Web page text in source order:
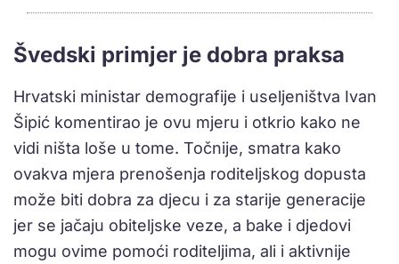
Švedski primjer je dobra praksa
Hrvatski ministar demografije i useljeništva Ivan
Šipić komentirao je ovu mjeru i otkrio kako ne
vidi ništa loše u tome. Točnije, smatra kako
ovakva mjera prenošenja roditeljskog dopusta
može biti dobra za djecu i za starije generacije
jer se jačaju obiteljske veze, a bake i djedovi
mogu ovime pomoći roditeljima, ali i aktivnije